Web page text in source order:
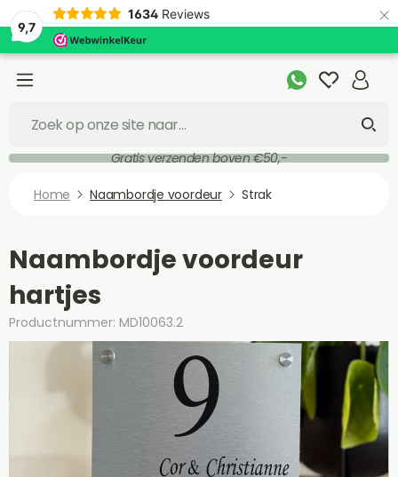
9,7
1634 Reviews ×
Gratis verzenden boven €50,-
Home Naambordje voordeur Strak
Naambordje voordeur
hartjes
Productnummer: MD10063.2